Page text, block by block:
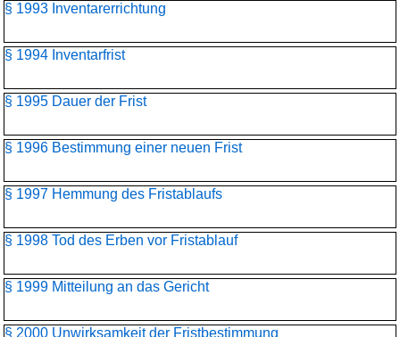
§ 1993 Inventarerrichtung
§ 1994 Inventarfrist
§ 1995 Dauer der Frist
§ 1996 Bestimmung einer neuen Frist
§ 1997 Hemmung des Fristablaufs
§ 1998 Tod des Erben vor Fristablauf
§ 1999 Mitteilung an das Gericht
§ 2000 Unwirksamkeit der Fristbestimmung